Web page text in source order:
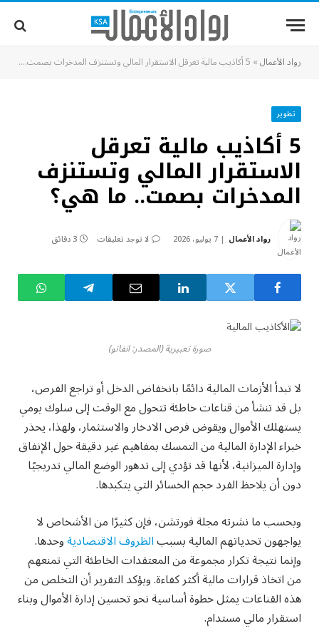
رواد الأعمال» 5 أكاذيب مالية تعرقل الاستقرار المالي وتستنزف المدخرات بصمت.. ما هي؟
تطوير
5 أكاذيب مالية تعرقل
الاستقرار المالي وتستنزف
المدخرات بصمت.. ما هي؟
رواد الأعمال 7 يوليو، 2026 لا توجد تعليقات 3 دقائق
صورة تعبيرية (المصدر: انفاتو)
لا تبدأ الأزمات المالية دائمًا بانخفاض الدخل أو تراجع الفرص،
بل قد تنشأ من قناعات خاطئة تتحول مع الوقت إلى سلوك يومي
يستهلك الأموال ويقوض فرص الادخار والاستثمار، ولهذا، يحذر
خبراء الإدارة المالية من التمسك بمفاهيم غير دقيقة حول الإنفاق
وإدارة الميزانية، لأنها قد تؤدي إلى تدهور الوضع المالي تدريجيًا
دون أن يلاحظ الفرد حجم الخسائر التي يتكبدها.
وبحسب ما نشرته مجلة فورتشن، فإن كثيرًا من الأشخاص لا
يواجهون تحدياتهم المالية بسببالظروف الاقتصاديةوحدها.
وإنما نتيجة تكرار مجموعة من المعتقدات الخاطئة التي تمنعهم
من اتخاذ قرارات مالية أكثر كفاءة. ويؤكد التقرير أن التخلص من
هذه القناعات يمثل خطوة أساسية نحو تحسين إدارة الأموال وبناء
استقرار مالي مستدام.